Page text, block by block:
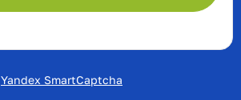
Yandex SmartCaptcha